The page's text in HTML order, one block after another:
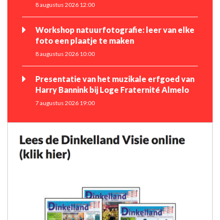
8 augustus 2026 12:00
Workshop natuurfotografie: leer van elke
foto een plaatje te maken
8 augustus 2026 10:00
Presentatie van het muzikale erfgoed van
Harry Bannink bij Loge Fraternité Almelo
7 augustus 2026 19:00